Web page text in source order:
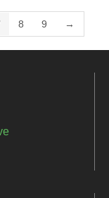
8 9 →